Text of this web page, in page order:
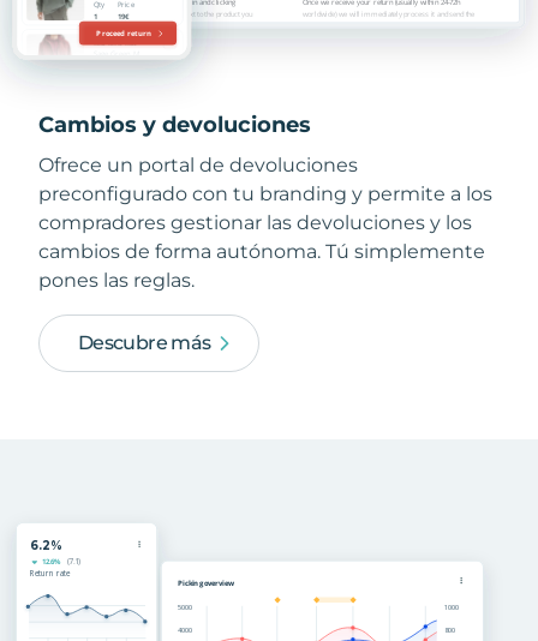
Cambios y devoluciones
Ofrece un portal de devoluciones
preconfigurado con tu branding y permite a los
compradores gestionar las devoluciones y los
cambios de forma autónoma. Tú simplemente
pones las reglas.
Descubre más